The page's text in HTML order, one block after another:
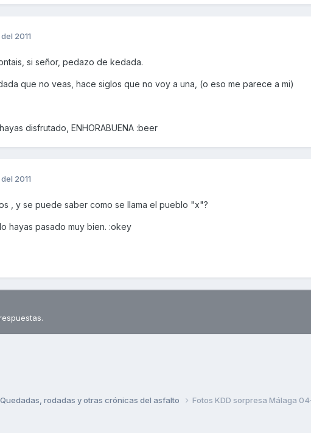
2011
si señor, pedazo de kedada.
que no veas, hace siglos que no voy a una, (o eso me parece a mi)
disfrutado, ENHORABUENA :beer
2011
, y se puede saber como se llama el pueblo "x"?
hayas pasado muy bien. :okey
rodadas y otras crónicas del asfalto Fotos KDD sorpresa Málaga